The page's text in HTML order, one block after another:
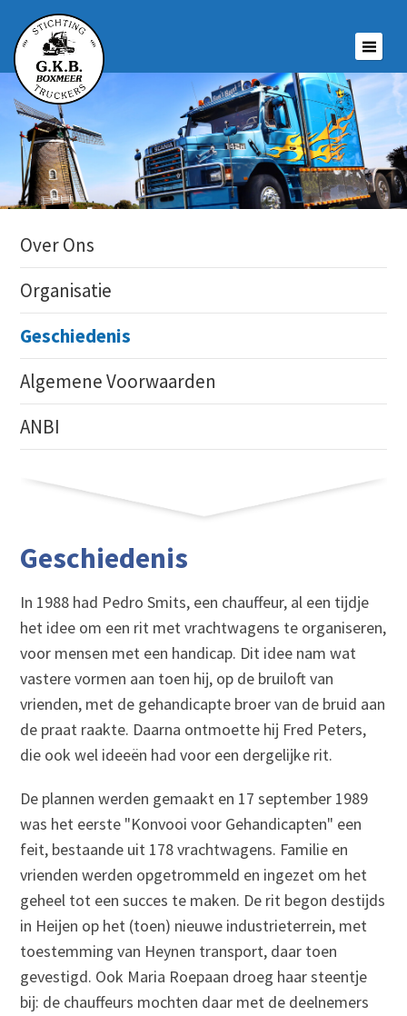
Over Ons
Organisatie
Geschiedenis
Algemene Voorwaarden
ANBI
Geschiedenis
In 1988 had Pedro Smits, een chauffeur, al een tijdje
het idee om een rit met vrachtwagens te organiseren,
voor mensen met een handicap. Dit idee nam wat
vastere vormen aan toen hij, op de bruiloft van
vrienden, met de gehandicapte broer van de bruid aan
de praat raakte. Daarna ontmoette hij Fred Peters,
die ook wel ideeën had voor een dergelijke rit.
De plannen werden gemaakt en 17 september 1989
was het eerste "Konvooi voor Gehandicapten" een
feit, bestaande uit 178 vrachtwagens. Familie en
vrienden werden opgetrommeld en ingezet om het
geheel tot een succes te maken. De rit begon destijds
in Heijen op het (toen) nieuwe industrieterrein, met
toestemming van Heynen transport, daar toen
gevestigd. Ook Maria Roepaan droeg haar steentje
bij: de chauffeurs mochten daar met de deelnemers